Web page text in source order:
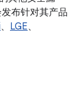
布针对其产品
、 LGE、